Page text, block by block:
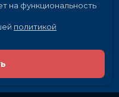
на функциональность
политикой